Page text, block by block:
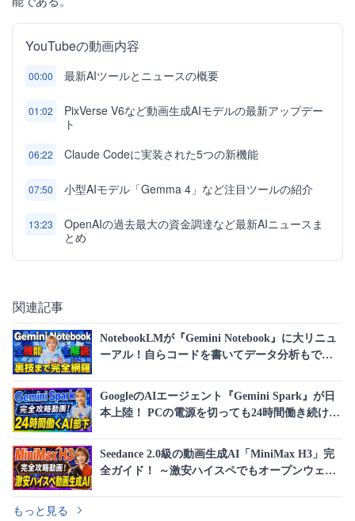
YouTubeの動画内容
00:00 最新AIツールとニュースの概要
01:02
PixVerse V6など動画生成AIモデルの最新アップデー
ト
06:22 Claude Codeに実装された5つの新機能
07:50 小型AIモデル「Gemma 4」など注目ツールの紹介
13:23
OpenAIの過去最大の資金調達など最新AIニュースま
とめ
関連記事
NotebookLMが『Gemini Notebook』に大リニュ
ーアル！自らコードを書いてデータ分析もでき
GoogleのAIエージェント『Gemini Spark』が日
本上陸！ PCの電源を切っても24時間働き続け
Seedance 2.0級の動画生成AI「MiniMax H3」完
全ガイド！ ～激安ハイスペでもオープンウェイ
もっと見る